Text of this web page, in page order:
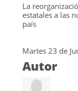
La
estatales a las
país
Martes 23 de
Autor